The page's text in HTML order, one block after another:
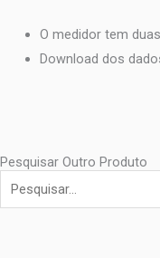
O medidor tem
Download dos
Pesquisar Outro Produto
Pesquisar